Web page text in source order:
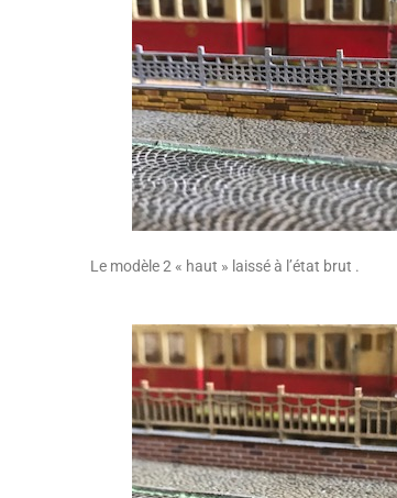
Le modèle 2 « haut » laissé à l’état brut .